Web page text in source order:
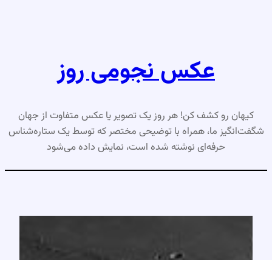
عکس نجومی روز
کیهان رو کشف کن! هر روز یک تصویر یا عکس متفاوت از جهان
شگفت‌انگیز ما، همراه با توضیحی مختصر که توسط یک ستاره‌شناس
حرفه‌ای نوشته شده است، نمایش داده می‌شود